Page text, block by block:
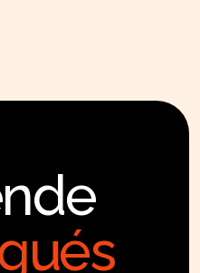
Aprende